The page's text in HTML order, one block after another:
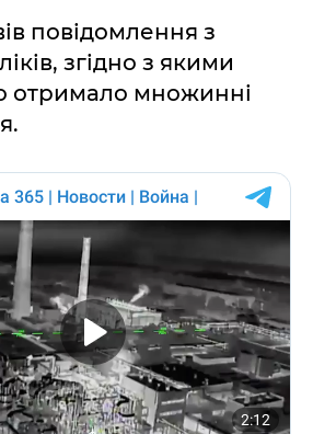
повідомлення з
згідно з якими
отримало множинні